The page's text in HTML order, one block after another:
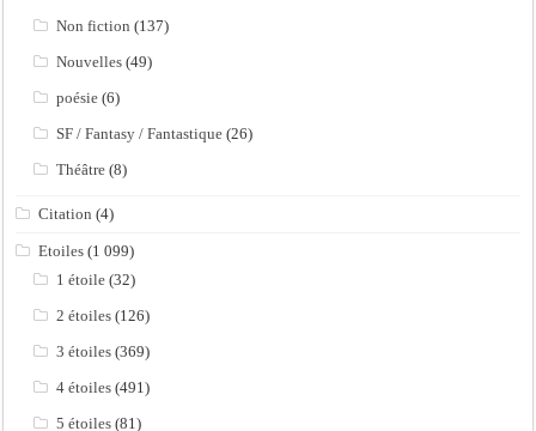
Non fiction (137)
Nouvelles (49)
poésie (6)
SF / Fantasy / Fantastique (26)
Théâtre (8)
Citation (4)
Etoiles (1 099)
1 étoile (32)
2 étoiles (126)
3 étoiles (369)
4 étoiles (491)
5 étoiles (81)